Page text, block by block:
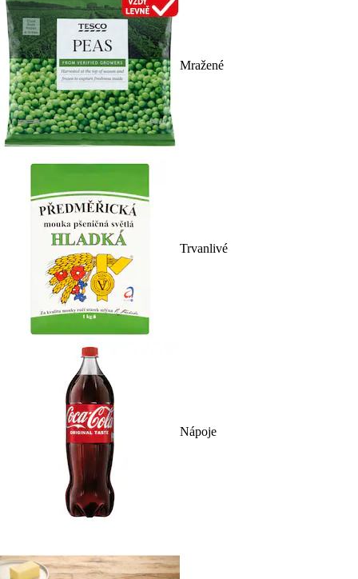
Mražené
Trvanlivé
Nápoje